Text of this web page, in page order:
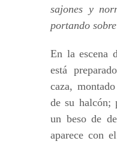
sajones y
portando
En la escena
está
caza,
de su halcón;
un beso de
aparece con